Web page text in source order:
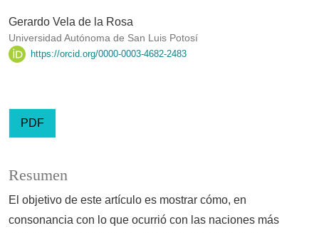
Gerardo Vela de la Rosa
Universidad Autónoma de San Luis Potosí
https://orcid.org/0000-0003-4682-2483
PDF
Resumen
El objetivo de este artículo es mostrar cómo, en
consonancia con lo que ocurrió con las naciones más